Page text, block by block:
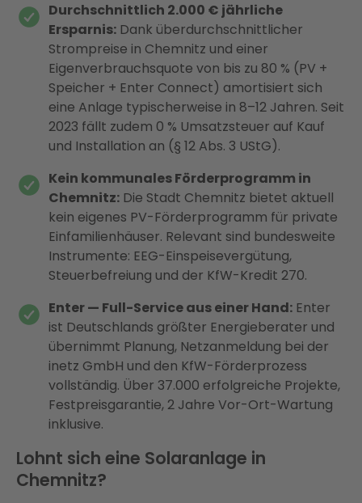
Durchschnittlich 2.000 € jährliche
Ersparnis: Dank überdurchschnittlicher
Strompreise in Chemnitz und einer
Eigenverbrauchsquote von bis zu 80 % (PV +
Speicher + Enter Connect) amortisiert sich
eine Anlage typischerweise in 8–12 Jahren. Seit
2023 fällt zudem 0 % Umsatzsteuer auf Kauf
und Installation an (§ 12 Abs. 3 UStG).
Kein kommunales Förderprogramm in
Chemnitz: Die Stadt Chemnitz bietet aktuell
kein eigenes PV-Förderprogramm für private
Einfamilienhäuser. Relevant sind bundesweite
Instrumente: EEG-Einspeisevergütung,
Steuerbefreiung und der KfW-Kredit 270.
Enter — Full-Service aus einer Hand: Enter
ist Deutschlands größter Energieberater und
übernimmt Planung, Netzanmeldung bei der
inetz GmbH und den KfW-Förderprozess
vollständig. Über 37.000 erfolgreiche Projekte,
Festpreisgarantie, 2 Jahre Vor-Ort-Wartung
inklusive.
Lohnt sich eine Solaranlage in
Chemnitz?